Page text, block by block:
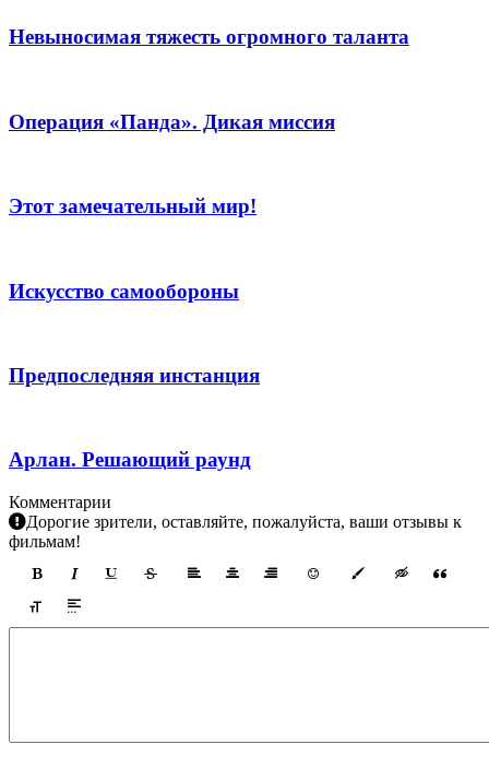
Невыносимая тяжесть огромного таланта
Операция «Панда». Дикая миссия
Этот замечательный мир!
Искусство самообороны
Предпоследняя инстанция
Арлан. Решающий раунд
Комментарии
Дорогие зрители, оставляйте, пожалуйста, ваши отзывы к
фильмам!